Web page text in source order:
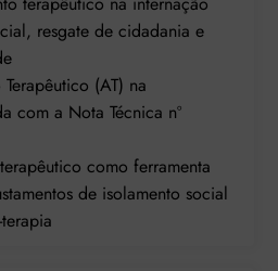
resgate de cidadania e
(AT) na
com a Nota Técnica nº
como ferramenta
de isolamento social